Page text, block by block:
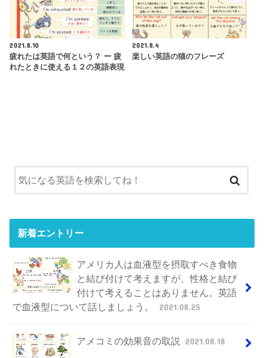
2021.8.10
疲れたは英語で何という？ ー 疲
れたときに使える１２の英語表現
2021.8.4
楽しい英語の猫のフレーズ
新着エントリー
アメリカ人は血液型を摂取すべき食物
と結び付けて考えますが、性格と結び
付けて考えることはありません。英語
で血液型について話しましょう。
2021.08.25
アメコミの効果音の取説 2021.08.18